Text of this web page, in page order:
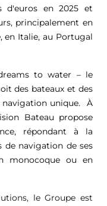
d'euros en 2025 et
principalement en
en Italie, au Portugal
to water – le
des bateaux et des
navigation unique. À
Bateau propose
répondant à la
de navigation de ses
monocoque ou en
le Groupe est